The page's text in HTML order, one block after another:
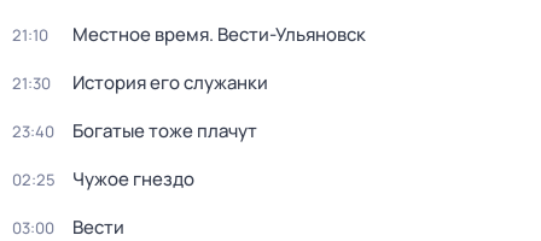
21:10 Местное время. Вести-Ульяновск
21:30 История его служанки
23:40 Богатые тоже плачут
02:25 Чужое гнездо
03:00 Вести